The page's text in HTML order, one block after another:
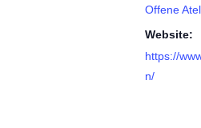
Offene
Website:
https://
n/